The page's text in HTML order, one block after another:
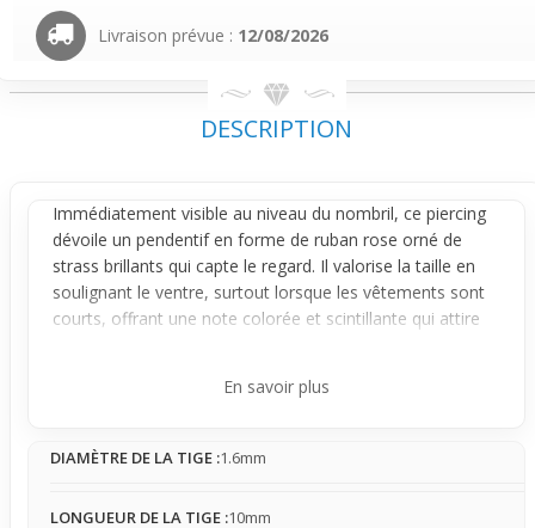
Livraison prévue : 12/08/2026
DESCRIPTION
Immédiatement visible au niveau du nombril, ce piercing
dévoile un pendentifen forme de ruban rose orné de
strass brillants qui capte le regard. Il valorise la taille en
soulignant le ventre, surtout lorsque les vêtements sont
courts, offrant une note colorée et scintillante qui attire
avec un pendentif fixé, le bijou reste
sensation est légère à modérée, avec une présence qui
notamment selon la matière ou la coupe de ceux-ci. Son
En savoir plus
DIAMÈTRE DE LA TIGE :1.6mm
LONGUEUR DE LA TIGE :10mm